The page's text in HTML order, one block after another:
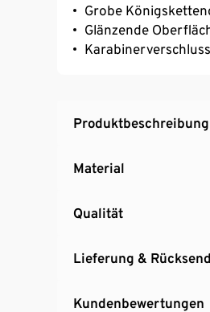
Grobe
Glänzende
Karabinerverschluss
Produktbeschreibung
Material
Qualität
Lieferung &
Kundenbewertungen